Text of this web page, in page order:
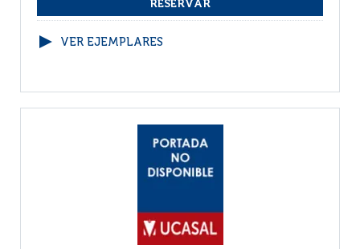
VER EJEMPLARES